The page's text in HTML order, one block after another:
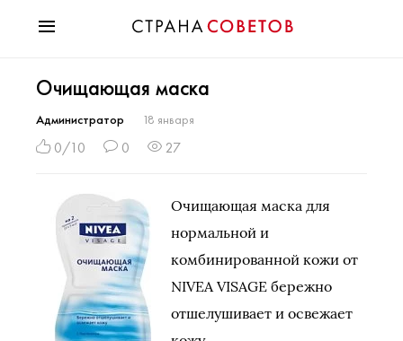
Мода
Звезды
Гороскопы
Психология
Разное
Праздники
Очищающая маска
Администратор 18 января
0/10 0 27
Очищающая маска для
нормальной и
комбинированной кожи от
NIVEA VISAGE бережно
отшелушивает и освежает